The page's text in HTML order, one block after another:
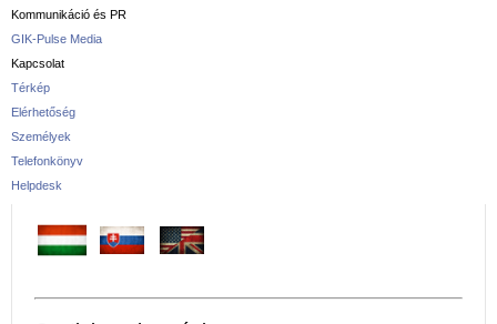
Kommunikáció és PR
GIK-Pulse Media
Kapcsolat
Térkép
Elérhetőség
Személyek
Telefonkönyv
Helpdesk